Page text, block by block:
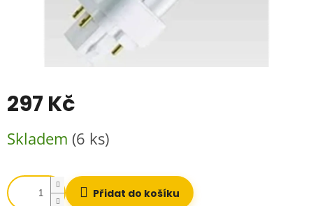
297 Kč
cena:
Skladem (6 ks)
Přidat do košíku